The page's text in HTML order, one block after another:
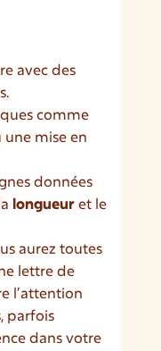
avec des
comme
une mise en
données
longueuret le
aurez toutes
lettre de
l’attention
parfois
dans votre